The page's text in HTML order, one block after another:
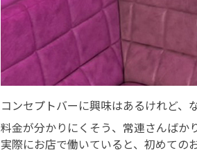
コンセプトバーに興味はあるけれど、
料金が分かりにくそう、常連さんばか
実際にお店で働いていると、初めての